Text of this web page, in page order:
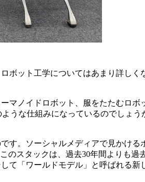
ボット工学についてはあまり詳しく
マノイドロボット、服をたたむロ
うな仕組みになっているのでしょ
す。ソーシャルメディアで見かける
スタックは、過去30年間よりも過
「ワールドモデル」と呼ばれる新